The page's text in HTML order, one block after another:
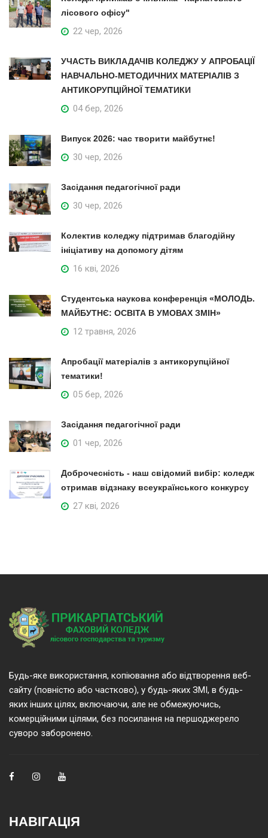
лісового офісу"
22 чер, 2026
УЧАСТЬ ВИКЛАДАЧІВ КОЛЕДЖУ У АПРОБАЦІЇ
НАВЧАЛЬНО-МЕТОДИЧНИХ МАТЕРІАЛІВ З
АНТИКОРУПЦІЙНОЇ ТЕМАТИКИ
04 бер, 2026
Випуск 2026: час творити майбутнє!
30 чер, 2026
Засідання педагогічної ради
30 чер, 2026
Колектив коледжу підтримав благодійну
ініціативу на допомогу дітям
16 кві, 2026
Студентська наукова конференція «МОЛОДЬ.
МАЙБУТНЄ: ОСВІТА В УМОВАХ ЗМІН»
12 травня, 2026
Апробації матеріалів з антикорупційної
тематики!
05 бер, 2026
Засідання педагогічної ради
01 чер, 2026
Доброчесність - наш свідомий вибір: коледж
отримав відзнаку всеукраїнського конкурсу
27 кві, 2026
Будь-яке використання, копіювання або відтворення веб-
сайту (повністю або частково), у будь-яких ЗМІ, в будь-
яких інших цілях, включаючи, але не обмежуючись,
комерційними цілями, без посилання на першоджерело
суворо заборонено.
НАВІГАЦІЯ